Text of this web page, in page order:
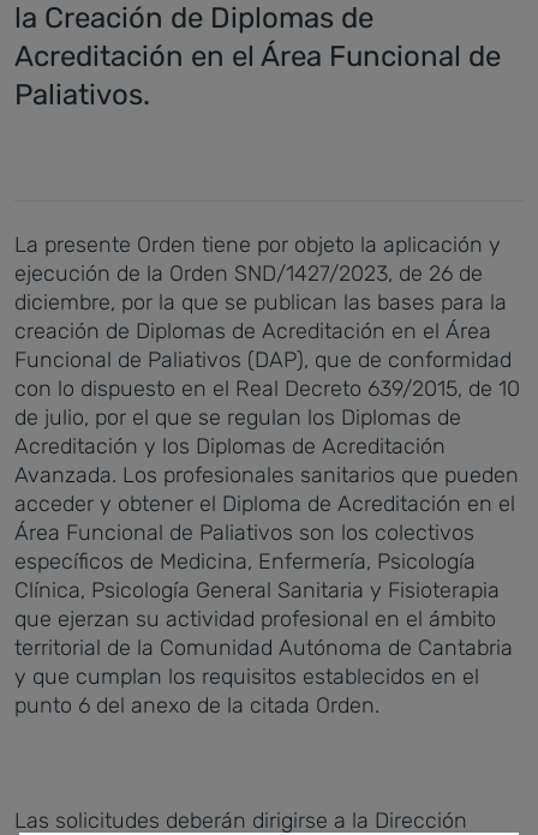
la Creación de Diplomas de
Acreditación en el Área Funcional de
Paliativos.
La presente Orden tiene por objeto la aplicación y
ejecución de la Orden SND/1427/2023, de 26 de
diciembre, por la que se publican las bases para la
creación de Diplomas de Acreditación en el Área
Funcional de Paliativos (DAP), que de conformidad
con lo dispuesto en el Real Decreto 639/2015, de 10
de julio, por el que se regulan los Diplomas de
Acreditación y los Diplomas de Acreditación
Avanzada. Los profesionales sanitarios que pueden
acceder y obtener el Diploma de Acreditación en el
Área Funcional de Paliativos son los colectivos
específicos de Medicina, Enfermería, Psicología
Clínica, Psicología General Sanitaria y Fisioterapia
que ejerzan su actividad profesional en el ámbito
territorial de la Comunidad Autónoma de Cantabria
y que cumplan los requisitos establecidos en el
punto 6 del anexo de la citada Orden.
Las solicitudes deberán dirigirse a la Dirección